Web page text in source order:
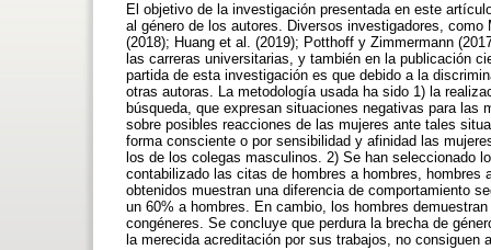
El objetivo de la investigación presentada en este
al género de los autores. Diversos investigadores,
(2018); Huang et al. (2019); Potthoff y Zimmermann
las carreras universitarias, y también en la publicación
partida de esta investigación es que debido a la
otras autoras. La metodología usada ha sido 1) la
búsqueda, que expresan situaciones negativas para
sobre posibles reacciones de las mujeres ante tales
forma consciente o por sensibilidad y afinidad las
los de los colegas masculinos. 2) Se han seleccionado
contabilizado las citas de hombres a hombres,
obtenidos muestran una diferencia de comportamiento
un 60% a hombres. En cambio, los hombres
congéneres. Se concluye que perdura la brecha de
la merecida acreditación por sus trabajos, no